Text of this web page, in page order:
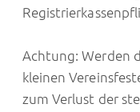
Achtung: Werden
kleinen
zum Verlust der